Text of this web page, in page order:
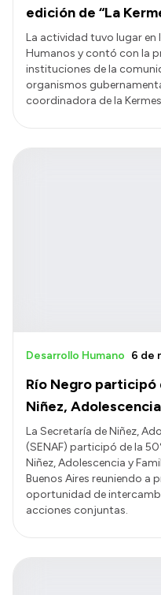
edición de “La
La actividad tuvo lugar en
Humanos y contó con la
instituciones de la
organismos
coordinadora de la
Río Negro participó
Niñez,
Desarrollo Humano 6 de
La Secretaría de Niñez,
(SENAF) participó de la
Niñez, Adolescencia y
Buenos Aires reuniendo a
oportunidad de
acciones conjuntas.